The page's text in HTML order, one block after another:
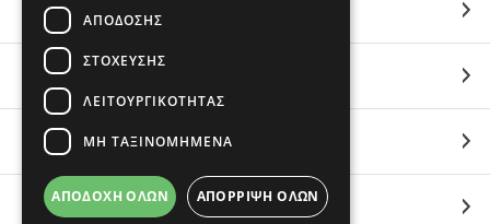
ΕΞΥΠΗΡΕΤΗΣΗ
ΟΙ ΑΓΟΡΕΣ ΣΟΥ
ΣΧΕΤΙΚΑ ΜΕ ΕΜΑΣ
BRANDS
ΑΠΌΔΟΣΗΣ
ΣΤΌΧΕΥΣΗΣ
ΛΕΙΤΟΥΡΓΙΚΌΤΗΤΑΣ
ΜΗ ΤΑΞΙΝΟΜΗΜΈΝΑ
ΑΠΟΔΟΧΉ ΌΛΩΝ ΑΠΌΡΡΙΨΗ ΌΛΩΝ